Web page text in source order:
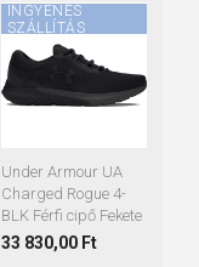
INGYENES
SZÁLLÍTÁS
Under Armour UA
Charged Rogue 4-
BLK Férfi cipő Fekete
33 830,00 Ft